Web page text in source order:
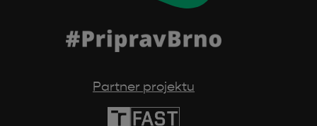
Partner projektu